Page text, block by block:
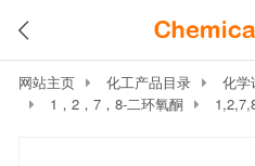
网站主页 化工产品目录 化学
1，2，7，8-二环氧酮